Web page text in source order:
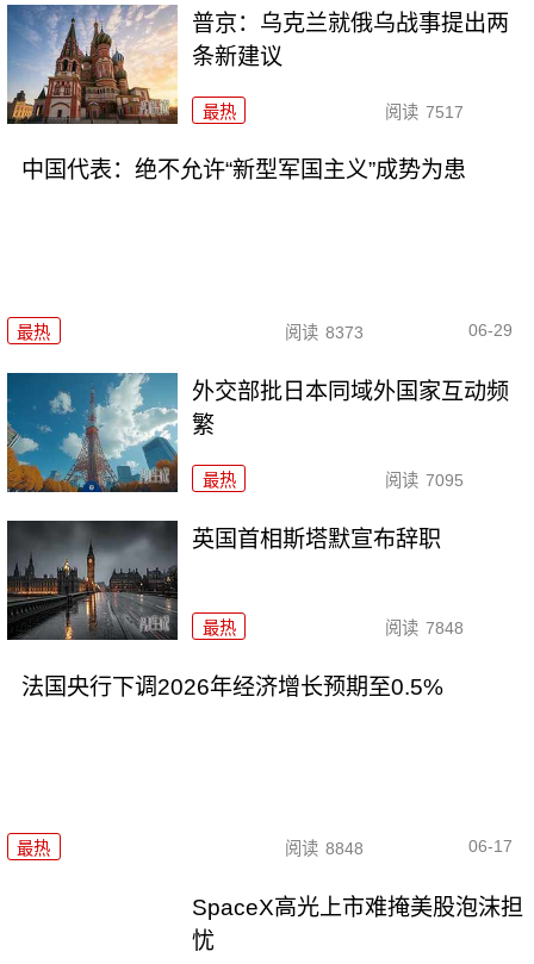
普京：乌克兰就俄乌战事提出两
条新建议
最热 阅读 7517
中国代表：绝不允许“新型军国主义”成势为患
最热 阅读 8373 06-29
外交部批日本同域外国家互动频
繁
最热 阅读 7095
英国首相斯塔默宣布辞职
最热 阅读 7848
法国央行下调2026年经济增长预期至0.5%
最热 阅读 8848 06-17
SpaceX高光上市难掩美股泡沫担
忧